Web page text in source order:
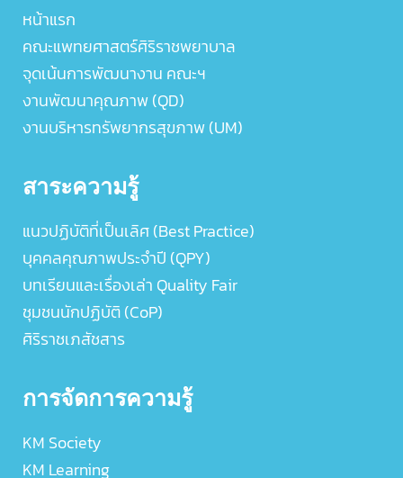
หน้าแรก
คณะแพทยศาสตร์ศิริราชพยาบาล
จุดเน้นการพัฒนางาน คณะฯ
งานพัฒนาคุณภาพ (QD)
งานบริหารทรัพยากรสุขภาพ (UM)
สาระความรู้
แนวปฏิบัติที่เป็นเลิศ (Best Practice)
บุคคลคุณภาพประจำปี (QPY)
บทเรียนและเรื่องเล่า Quality Fair
ชุมชนนักปฏิบัติ (CoP)
ศิริราชเภสัชสาร
การจัดการความรู้
KM Society
KM Learning